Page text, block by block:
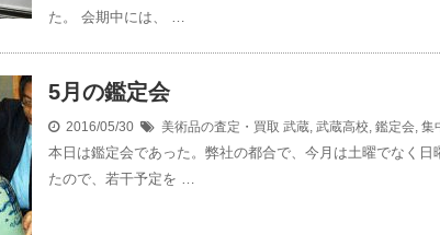
た。 会期中には、 …
5月の鑑定会
2016/05/30 美術品の査定・買取 武蔵, 武蔵高校, 鑑定会, 集
本日は鑑定会であった。弊社の都合で、今月は土曜でなく日
たので、若干予定を …